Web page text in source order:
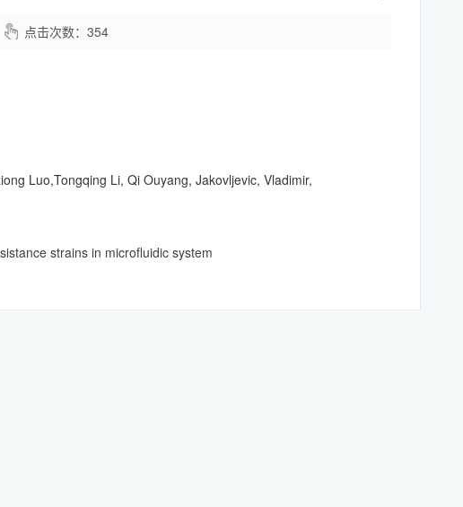
点击次数：354
Luo,Tongqing Li, Qi Ouyang, Jakovljevic, Vladimir,
strains in microfluidic system